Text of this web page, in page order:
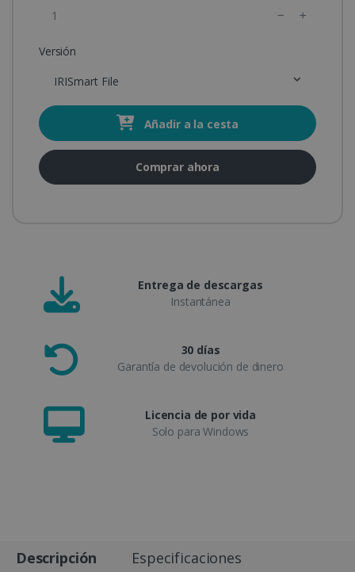
Versión
IRISmart File
Añadir a la cesta
Comprar ahora
Entrega de descargas
Instantánea
30 días
Garantía de devolución de dinero
Licencia de por vida
Solo para Windows
Descripción Especificaciones